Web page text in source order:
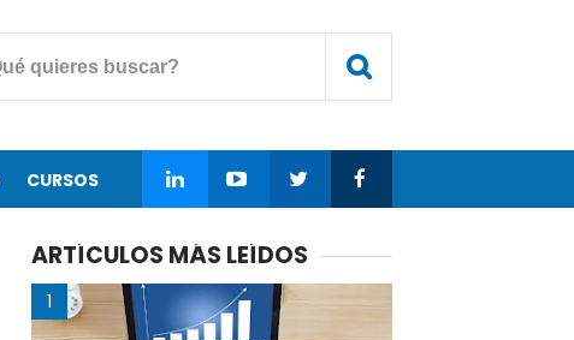
CURSOS
ARTÍCULOS MÁS LEÍDOS